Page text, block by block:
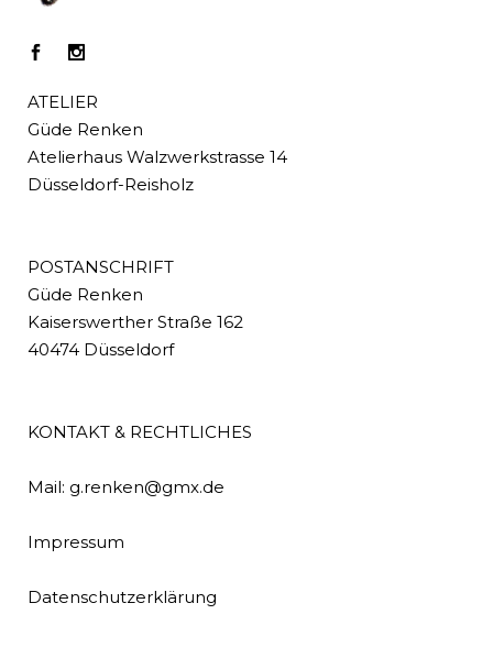
ATELIER
Güde Renken
Atelierhaus Walzwerkstrasse 14
Düsseldorf-Reisholz
POSTANSCHRIFT
Güde Renken
Kaiserswerther Straße 162
40474 Düsseldorf
KONTAKT & RECHTLICHES
Mail: g.renken@gmx.de
Impressum
Datenschutzerklärung